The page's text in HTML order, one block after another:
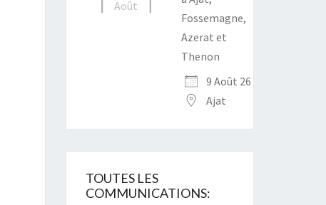
Août
Fossemagne,
Azerat et
Thenon
9 Août 26
Ajat
TOUTES LES
COMMUNICATIONS: